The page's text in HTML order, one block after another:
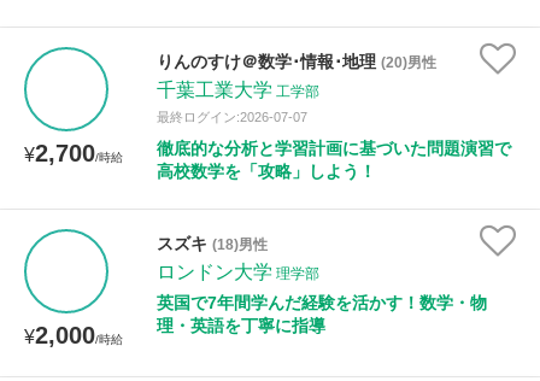
¥2,700/時給
りんのすけ＠数学･情報･地理 (20)男性
千葉工業大学 工学部
最終ログイン:2026-07-07
徹底的な分析と学習計画に基づいた問題演習で
高校数学を「攻略」しよう！
¥2,000/時給
スズキ (18)男性
ロンドン大学 理学部
英国で7年間学んだ経験を活かす！数学・物
理・英語を丁寧に指導